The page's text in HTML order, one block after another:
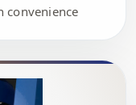
convenience